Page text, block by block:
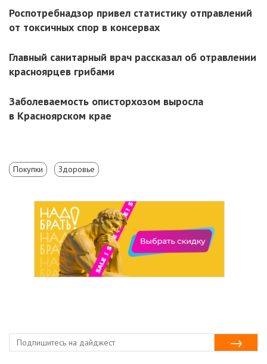
Роспотребнадзор привел статистику отправлений
от токсичных спор в консервах
Главный санитарный врач рассказал об отравлении
красноярцев грибами
Заболеваемость описторхозом выросла
в Красноярском крае
Покупки Здоровье